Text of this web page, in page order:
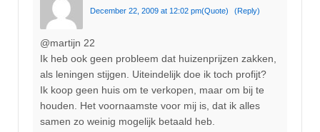
December 22, 2009 at 12:02 pm(Quote) (Reply)
@martijn 22
Ik heb ook geen probleem dat huizenprijzen zakken,
als leningen stijgen. Uiteindelijk doe ik toch profijt?
Ik koop geen huis om te verkopen, maar om bij te
houden. Het voornaamste voor mij is, dat ik alles
samen zo weinig mogelijk betaald heb.